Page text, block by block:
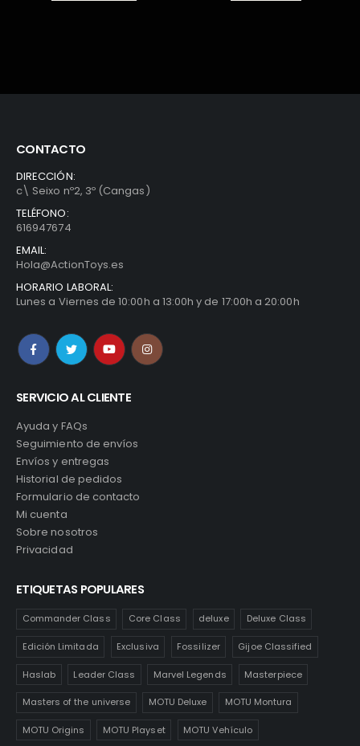
19,90€.
CONTACTO
DIRECCIÓN:
c\ Seixo nº2, 3º (Cangas)
TELÉFONO:
616947674
EMAIL:
Hola@ActionToys.es
HORARIO LABORAL:
Lunes a Viernes de 10:00h a 13:00h y de 17:00h a 20:00h
SERVICIO AL CLIENTE
Ayuda y FAQs
Seguimiento de envíos
Envíos y entregas
Historial de pedidos
Formulario de contacto
Mi cuenta
Sobre nosotros
Privacidad
ETIQUETAS POPULARES
Commander Class Core Class deluxe Deluxe Class
Edición Limitada Exclusiva Fossilizer Gijoe Classified
Haslab Leader Class Marvel Legends Masterpiece
Masters of the universe MOTU Deluxe MOTU Montura
MOTU Origins MOTU Playset MOTU Vehículo